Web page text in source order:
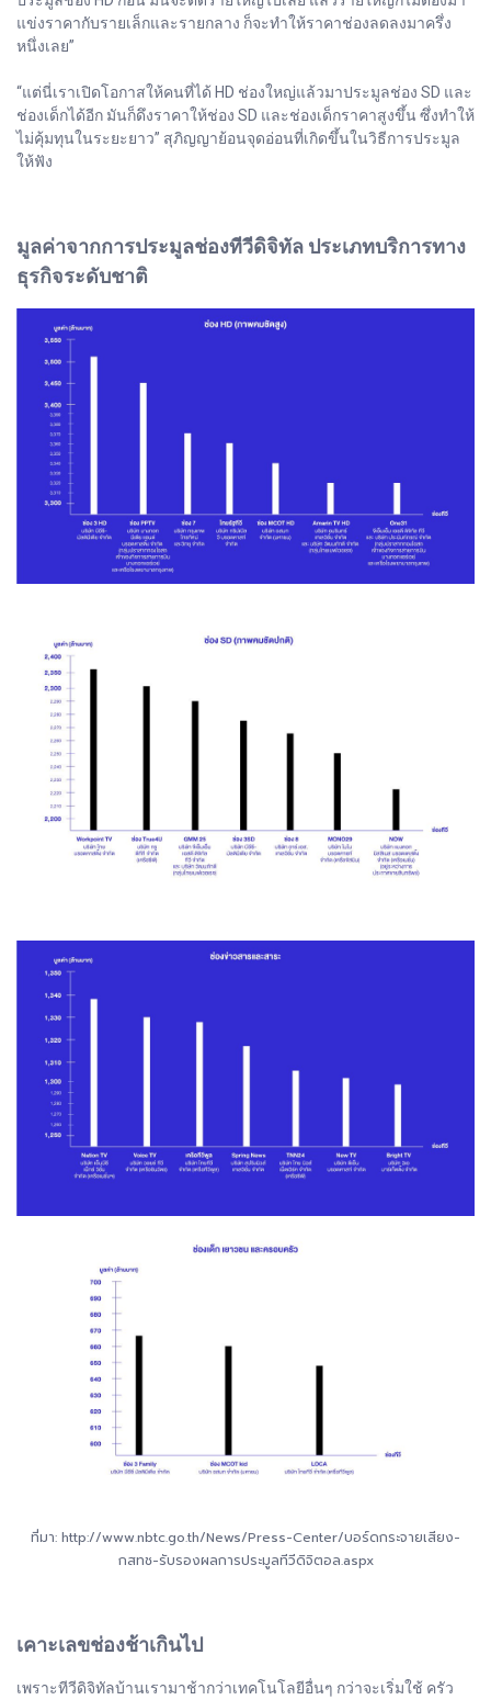
แข่งราคากับรายเล็กและรายกลาง ก็จะทำให้ราคาช่องลดลงมาครึ่ง
หนึ่งเลย”
“แต่นี่เราเปิดโอกาสให้คนที่ได้ HD ช่องใหญ่แล้วมาประมูลช่อง SD และ
ช่องเด็กได้อีก มันก็ดึงราคาให้ช่อง SD และช่องเด็กราคาสูงขึ้น ซึ่งทำให้
ไม่คุ้มทุนในระยะยาว” สุภิญญาย้อนจุดอ่อนที่เกิดขึ้นในวิธีการประมูล
ให้ฟัง
มูลค่าจากการประมูลช่องทีวีดิจิทัล ประเภทบริการทาง
ธุรกิจระดับชาติ
ที่มา: http://www.nbtc.go.th/News/Press-Center/บอร์ดกระจายเสียง-
กสทช-รับรองผลการประมูลทีวีดิจิตอล.aspx
เคาะเลขช่องช้าเกินไป
เพราะทีวีดิจิทัลบ้านเรามาช้ากว่าเทคโนโลยีอื่นๆ กว่าจะเริ่มใช้ ครัว